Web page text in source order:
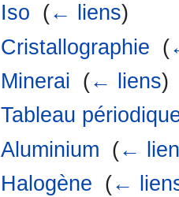
Iso (← liens)
Cristallographie (
Minerai (← liens)
Tableau
Aluminium (←
Halogène (←